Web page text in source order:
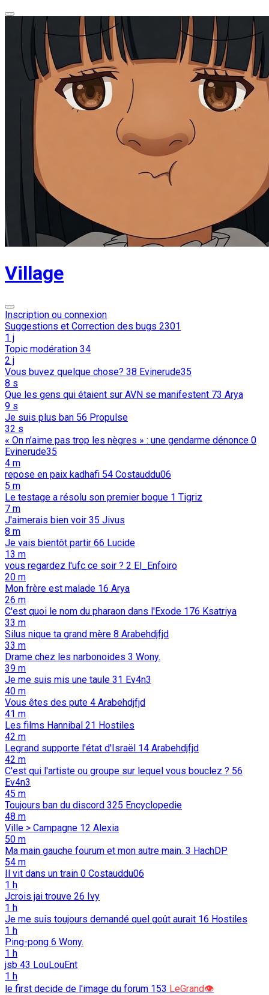
Village
Inscription ou connexion
Suggestions et Correction des bugs 2301
1 j
Topic modération 34
2 j
Vous buvez quelque chose? 38 Evinerude35
8 s
Que les gens qui étaient sur AVN se manifestent 73 Arya
9 s
Je suis plus ban 56 Propulse
32 s
« On n’aime pas trop les nègres » : une gendarme dénonce 0
Evinerude35
4 m
repose en paix kadhafi 54 Costauddu06
5 m
Le testage a résolu son premier bogue 1 Tigriz
7 m
J'aimerais bien voir 35 Jivus
8 m
Je vais bientôt partir 66 Lucide
13 m
vous regardez l'ufc ce soir ? 2 El_Enfoiro
20 m
Mon frère est malade 16 Arya
26 m
C'est quoi le nom du pharaon dans l'Exode 176 Ksatriya
33 m
Silus nique ta grand mère 8 Arabehdjfjd
33 m
Drame chez les narbonoides 3 Wony.
39 m
Je me suis mis une taule 31 Ev4n3
40 m
Vous êtes des pute 4 Arabehdjfjd
41 m
Les films Hannibal 21 Hostiles
42 m
Legrand supporte l'état d'Israël 14 Arabehdjfjd
42 m
C'est qui l'artiste ou groupe sur lequel vous bouclez ? 56
Ev4n3
45 m
Toujours ban du discord 325 Encyclopedie
48 m
Ville > Campagne 12 Alexia
50 m
Ma main gauche fourum et mon autre main. 3 HachDP
54 m
Il vit dans un train 0 Costauddu06
1 h
Jcrois jai trouve 26 Ivy
1 h
Je me suis toujours demandé quel goût aurait 16 Hostiles
1 h
Ping-pong 6 Wony.
1 h
jsb 43 LouLouEnt
1 h
le first decide de l'image du forum 153 LeGrand👁️